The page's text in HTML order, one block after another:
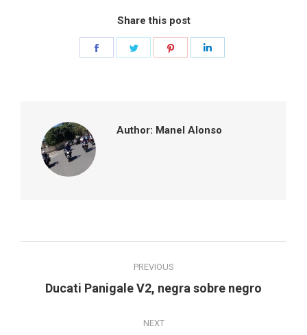
Share this post
Author: Manel Alonso
navigation
PREVIOUS
Previous
Ducati Panigale V2, negra sobre negro
NEXT